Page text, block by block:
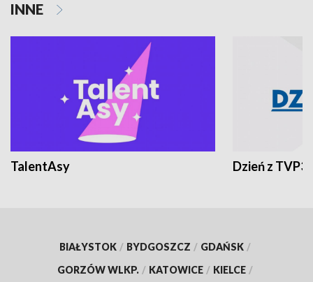
INNE
TalentAsy Dzień z TVP3
BIAŁYSTOK / BYDGOSZCZ / GDAŃSK /
GORZÓW WLKP. / KATOWICE / KIELCE /